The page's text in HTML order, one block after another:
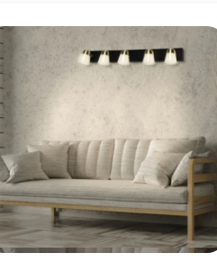
חפשו באתר